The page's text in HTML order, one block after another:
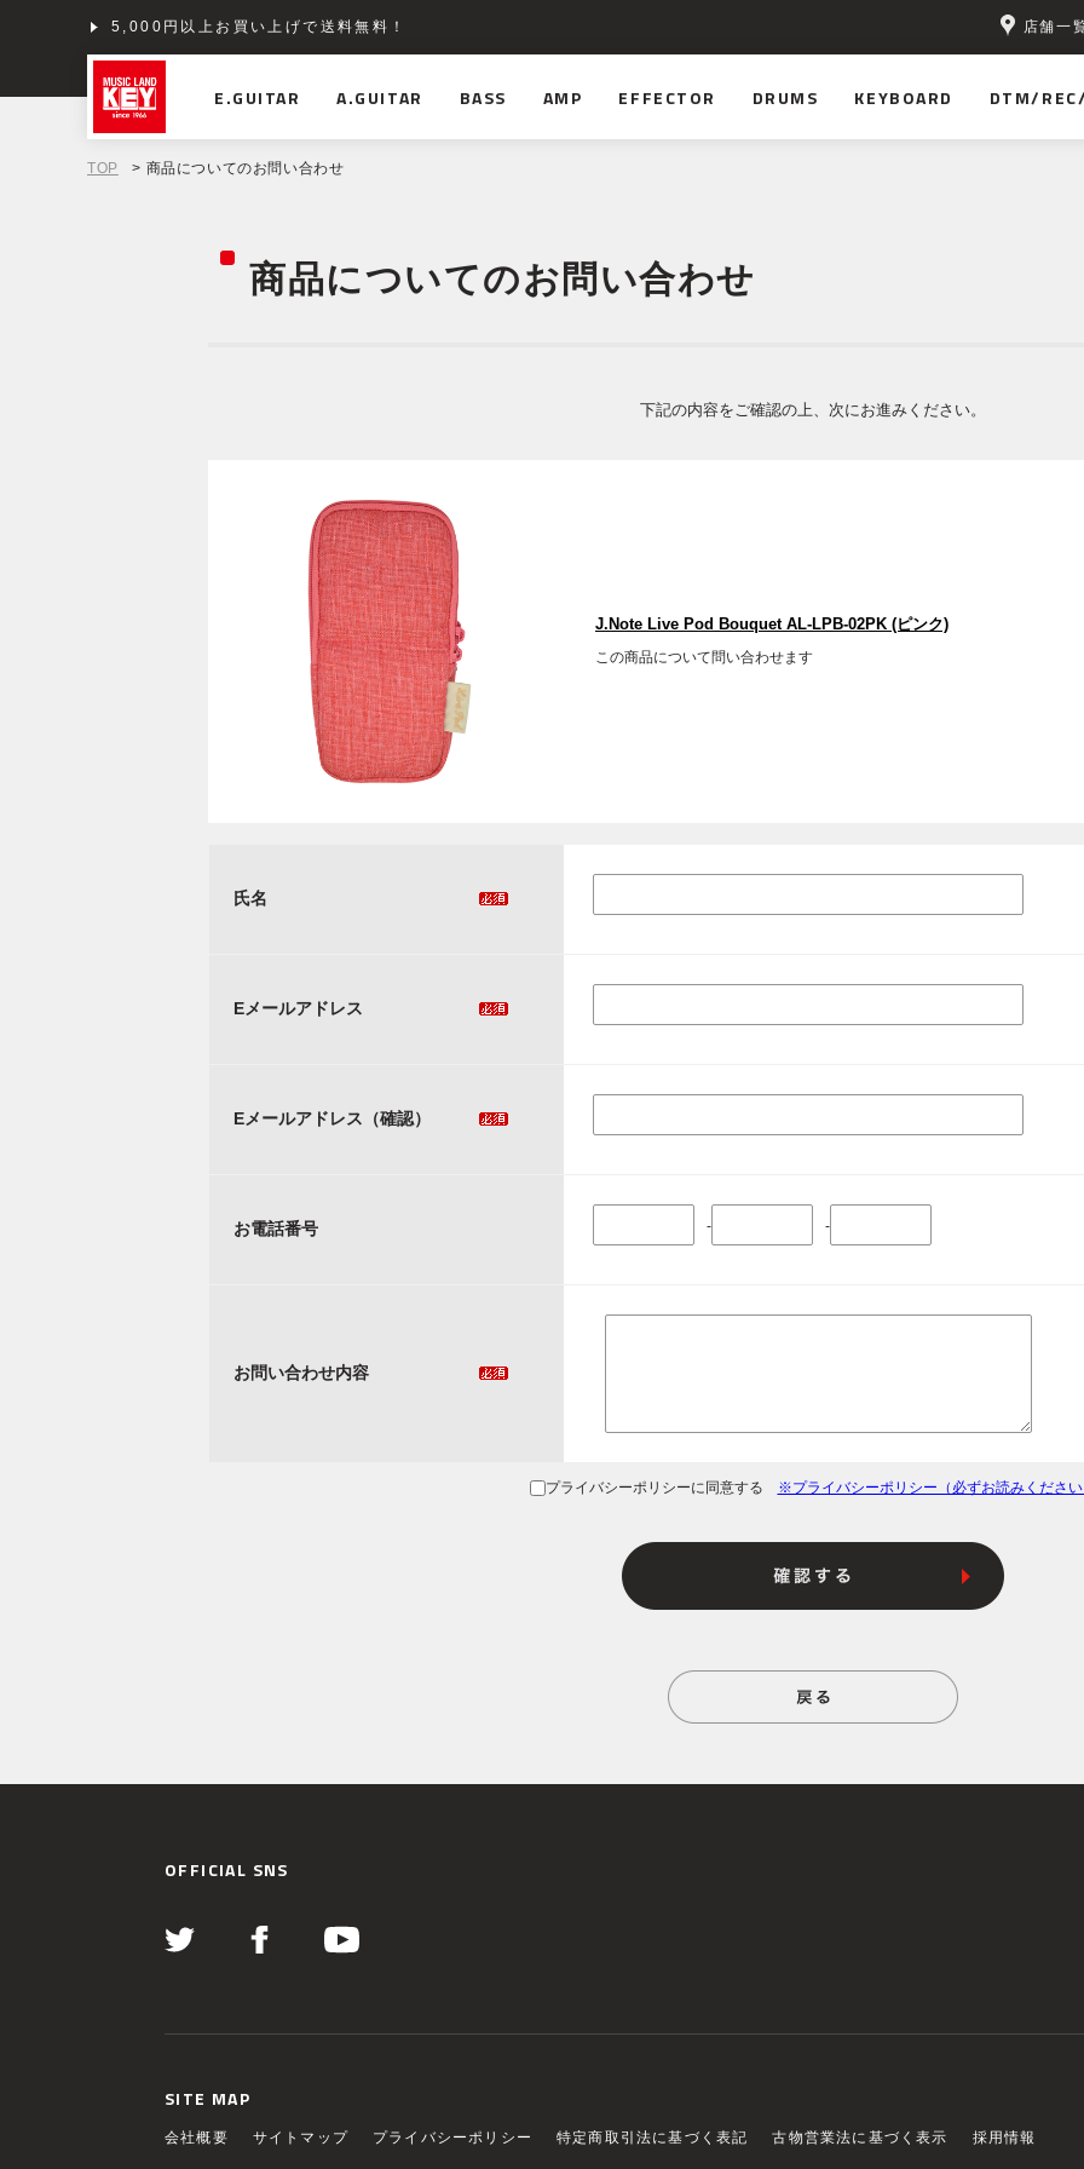
5,000円以上お買い上げで送料無料！ 店舗一
E.GUITAR A.GUITAR BASS AMP EFFECTOR DRUMS KEYBOARD DTM/
TOP > 商品についてのお問い合わせ
商品についてのお問い合わせ
下記の内容をご確認の上、次にお進みください。
J.Note Live Pod Bouquet AL-LPB-02PK (ピンク)
この商品について問い合わせます
氏名
Eメールアドレス
Eメールアドレス（確認）
お電話番号 - -
お問い合わせ内容
プライバシーポリシーに同意する ※プライバシーポリシー（必ずお読みくださ
OFFICIAL SNS
SITE MAP
会社概要 サイトマップ プライバシーポリシー 特定商取引法に基づく表記 古物営業法に基づく表示 採用情報